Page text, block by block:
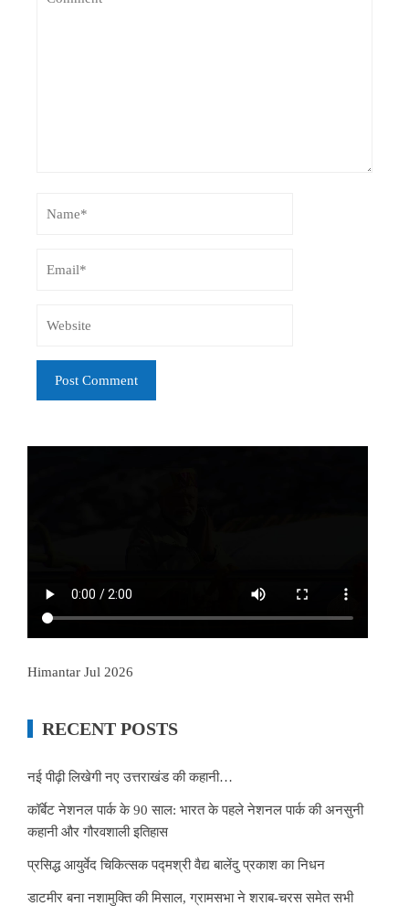
Himantar Jul 2026
RECENT POSTS
नई पीढ़ी लिखेगी नए उत्तराखंड की कहानी…
कॉर्बेट नेशनल पार्क के 90 साल: भारत के पहले नेशनल पार्क की अनसुनी
कहानी और गौरवशाली इतिहास
प्रसिद्ध आयुर्वेद चिकित्सक पद्मश्री वैद्य बालेंदु प्रकाश का निधन
डाटमीर बना नशामुक्ति की मिसाल, ग्रामसभा ने शराब-चरस समेत सभी